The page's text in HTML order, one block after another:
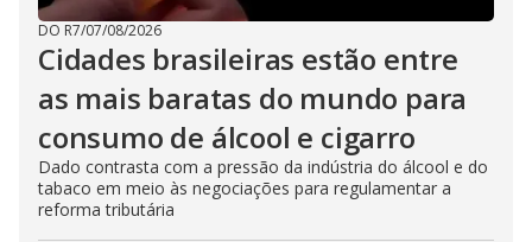
DO R7/07/08/2026
Cidades brasileiras estão entre
as mais baratas do mundo para
consumo de álcool e cigarro
Dado contrasta com a pressão da indústria do álcool e do
tabaco em meio às negociações para regulamentar a
reforma tributária